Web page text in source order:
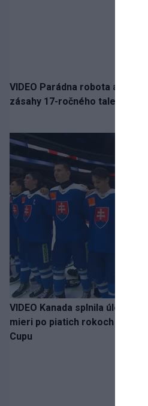
VIDEO Parádna robota a gól v
zásahy 17-ročného talentu
VIDEO Kanada splnila úlohu!
mieri po piatich rokoch do
Cupu